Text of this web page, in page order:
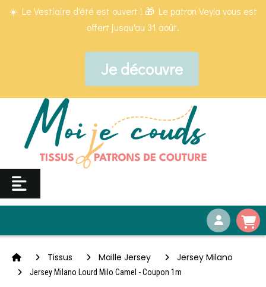
☀️ Le Vestiaire d'été est ouvert ! 🎁 Le patron Veyla vous est
offert jusqu'au 31 août.
Je découvre
Tissus Maille Jersey Jersey Milano
Jersey Milano Lourd Milo Camel - Coupon 1m